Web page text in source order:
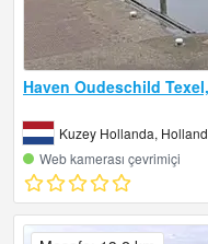
Haven Oudeschild
Kuzey Hollanda,
Web kamerası çevrimiçi